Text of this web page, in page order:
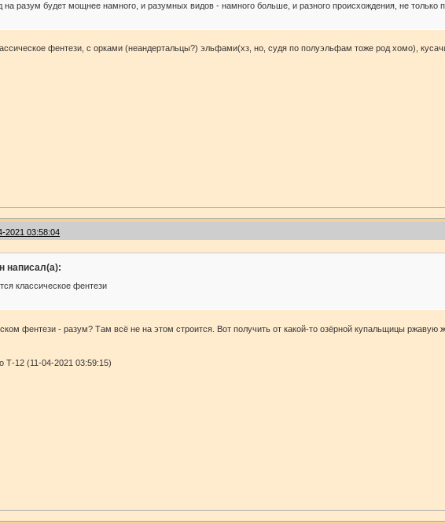
на разум будет мощнее намного, и разумных видов - намного больше, и разного происхождения, не только
фентези, с орками (неандертальцы?) эльфами(хз, но, судя по полуэльфам тоже род хомо),
2021 03:58:04
написал(а):
классическое фентези
фентези - разум? Там всё не на этом строится. Вот получить от какой-то озёрной купальщицы ржавую
Т-12 (11-04-2021 03:59:15)